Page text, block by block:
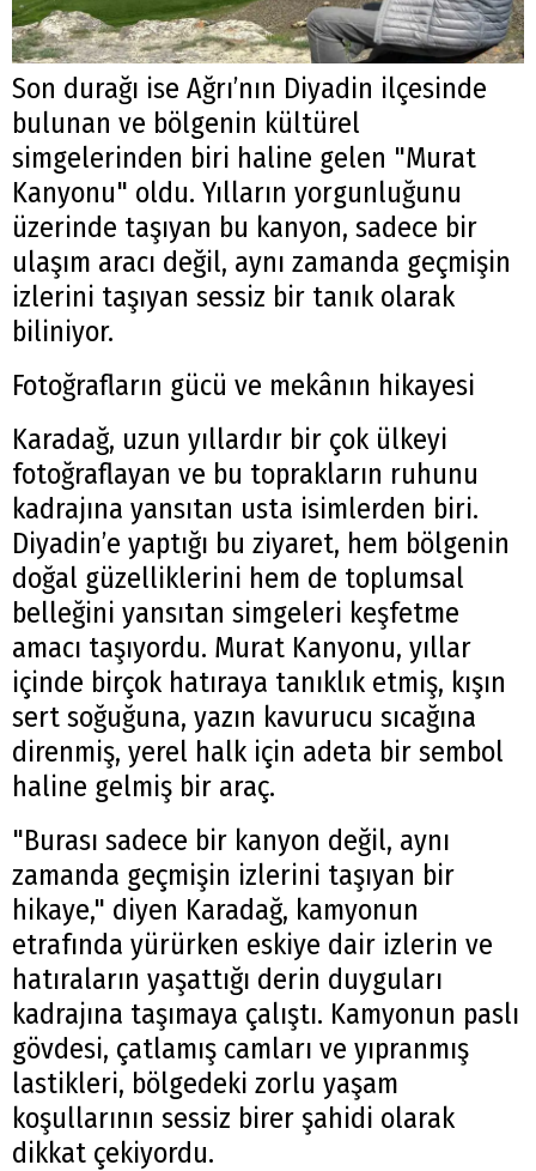
Son durağı ise Ağrı’nın Diyadin ilçesinde
bulunan ve bölgenin kültürel
simgelerinden biri haline gelen "Murat
Kanyonu" oldu. Yılların yorgunluğunu
üzerinde taşıyan bu kanyon, sadece bir
ulaşım aracı değil, aynı zamanda geçmişin
izlerini taşıyan sessiz bir tanık olarak
biliniyor.
Fotoğrafların gücü ve mekânın hikayesi
Karadağ, uzun yıllardır bir çok ülkeyi
fotoğraflayan ve bu toprakların ruhunu
kadrajına yansıtan usta isimlerden biri.
Diyadin’e yaptığı bu ziyaret, hem bölgenin
doğal güzelliklerini hem de toplumsal
belleğini yansıtan simgeleri keşfetme
amacı taşıyordu. Murat Kanyonu, yıllar
içinde birçok hatıraya tanıklık etmiş, kışın
sert soğuğuna, yazın kavurucu sıcağına
direnmiş, yerel halk için adeta bir sembol
haline gelmiş bir araç.
"Burası sadece bir kanyon değil, aynı
zamanda geçmişin izlerini taşıyan bir
hikaye," diyen Karadağ, kamyonun
etrafında yürürken eskiye dair izlerin ve
hatıraların yaşattığı derin duyguları
kadrajına taşımaya çalıştı. Kamyonun paslı
gövdesi, çatlamış camları ve yıpranmış
lastikleri, bölgedeki zorlu yaşam
koşullarının sessiz birer şahidi olarak
dikkat çekiyordu.